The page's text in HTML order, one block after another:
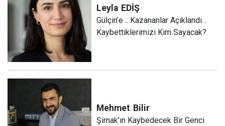
Leyla EDİŞ
Gülçin’e .. Kazananlar Açıklandı…
Kaybettiklerimizi Kim Sayacak?
Mehmet Bilir
Şırnak'ın Kaybedecek Bir Genci